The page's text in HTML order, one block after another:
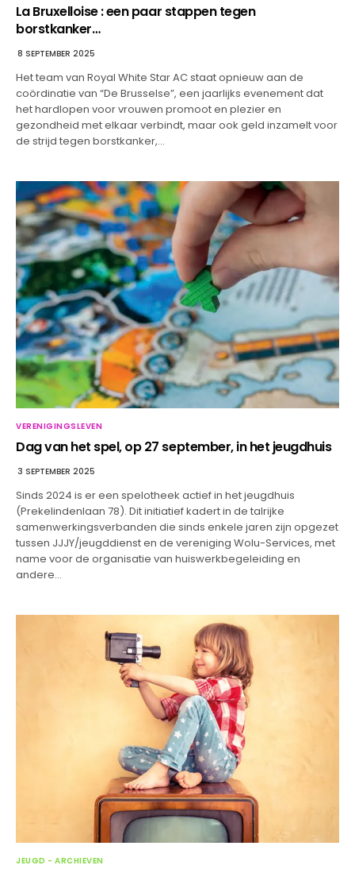
La Bruxelloise : een paar stappen tegen
borstkanker…
8 SEPTEMBER 2025
Het team van Royal White Star AC staat opnieuw aan de
coördinatie van “De Brusselse”, een jaarlijks evenement dat
het hardlopen voor vrouwen promoot en plezier en
gezondheid met elkaar verbindt, maar ook geld inzamelt voor
de strijd tegen borstkanker,…
VERENIGINGSLEVEN
Dag van het spel, op 27 september, in het jeugdhuis
3 SEPTEMBER 2025
Sinds 2024 is er een spelotheek actief in het jeugdhuis
(Prekelindenlaan 78). Dit initiatief kadert in de talrijke
samenwerkingsverbanden die sinds enkele jaren zijn opgezet
tussen JJJY/jeugddienst en de vereniging Wolu-Services, met
name voor de organisatie van huiswerkbegeleiding en
andere…
JEUGD - ARCHIEVEN